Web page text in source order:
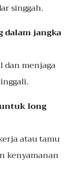
singgah.
dalam jangka
dan menjaga
long
atau tamu
kenyamanan